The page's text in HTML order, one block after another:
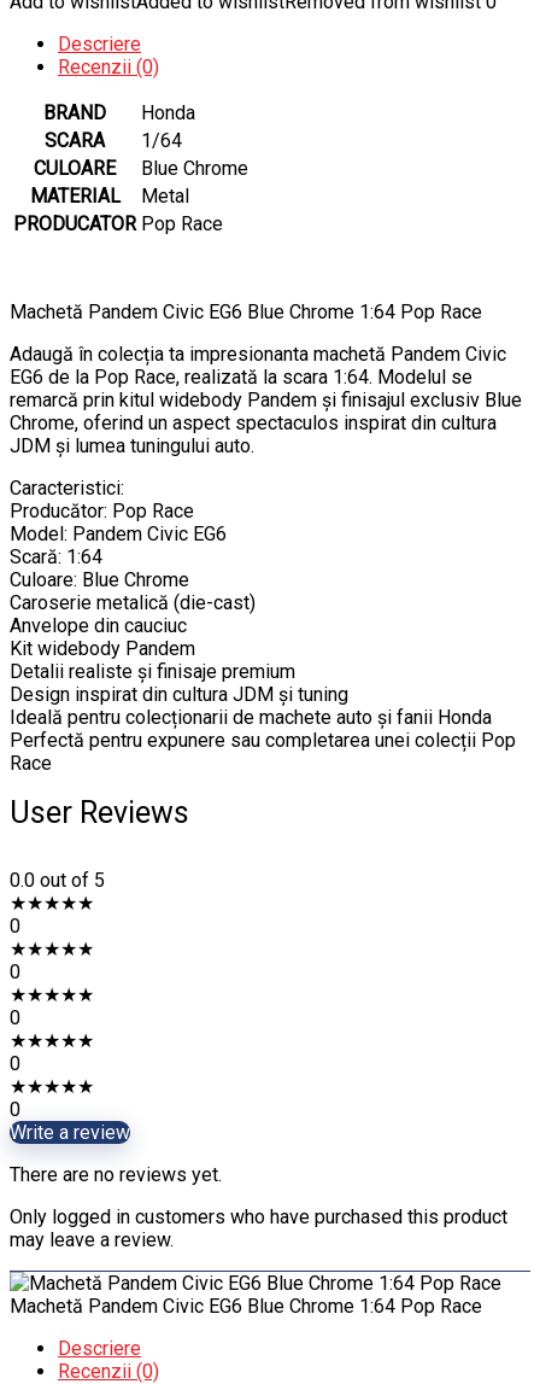
Descriere
Recenzii (0)
BRAND
Honda
SCARA
1/64
CULOARE
Blue Chrome
MATERIAL
Metal
PRODUCATOR Pop Race
Machetă Pandem Civic EG6 Blue Chrome 1:64 Pop Race
Adaugă în colecția ta impresionanta machetă Pandem Civic
EG6 de la Pop Race, realizată la scara 1:64. Modelul se
remarcă prin kitul widebody Pandem și finisajul exclusiv Blue
Chrome, oferind un aspect spectaculos inspirat din cultura
JDM și lumea tuningului auto.
Caracteristici:
Producător: Pop Race
Model: Pandem Civic EG6
Scară: 1:64
Culoare: Blue Chrome
Caroserie metalică (die-cast)
Anvelope din cauciuc
Kit widebody Pandem
Detalii realiste și finisaje premium
Design inspirat din cultura JDM și tuning
Ideală pentru colecționarii de machete auto și fanii Honda
Perfectă pentru expunere sau completarea unei colecții Pop
Race
User Reviews
0.0 out of 5
★★★★★
0
★★★★★
0
★★★★★
0
★★★★★
0
★★★★★
0
Write a review
There are no reviews yet.
Only logged in customers who have purchased this product
may leave a review.
Machetă Pandem Civic EG6 Blue Chrome 1:64 Pop Race
Descriere
Recenzii (0)